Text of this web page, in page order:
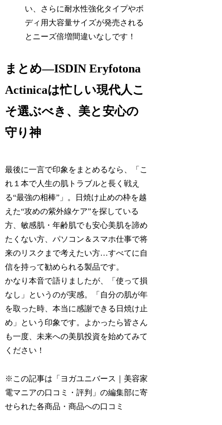
い、さらに耐水性強化タイプやボ
ディ用大容量サイズが発売される
とニーズ倍増間違いなしです！
まとめ―ISDIN Eryfotona
Actinicaは忙しい現代人こ
そ選ぶべき、美と安心の
守り神
最後に一言で印象をまとめるなら、「こ
れ１本で人生の肌トラブルと長く戦え
る“最強の相棒”」。日焼け止めの枠を越
えた“攻めの紫外線ケア”を探している
方、敏感肌・年齢肌でも安心美肌を諦め
たくない方、パソコン＆スマホ仕事で将
来のリスクまで考えたい方…すべてに自
信を持って勧められる製品です。
かなり本音で語りましたが、「使って損
なし」というのが実感。「自分の肌が年
を取った時、本当に感謝できる日焼け止
め」という印象です。よかったら皆さん
も一度、未来への美肌投資を始めてみて
ください！
※この記事は「ヨガユニバース｜美容家
電マニアの口コミ・評判」の編集部に寄
せられた各商品・商品への口コミ